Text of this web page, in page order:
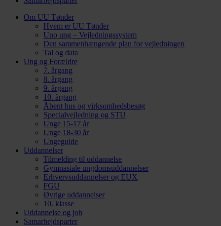
Om UU Tønder
Hvem er UU Tønder
Uno ung – Vejledningssystem
Den sammenhængende plan for vejledningen
Tal og data
Ung og Forældre
7. årgang
8. årgang
9. årgang
10. årgang
Åbent hus og virksomhedsbesøg
Specialvejledning og STU
Unge 15-17 år
Unge 18-30 år
Ungeguide
Uddannelser
Tilmelding til uddannelse
Gymnasiale ungdomsuddannelser
Erhvervsuddannelser og EUX
FGU
Øvrige uddannelser
10. klasse
Uddannelse og job
Samarbejdsparter